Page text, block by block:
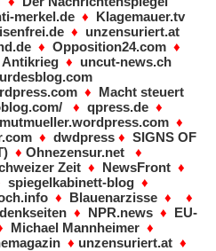
merkel.de♦ Klagemauer.tv
♦ unzensuriert.at
♦ Opposition24.com ♦
Antikrieg ♦ uncut-news.ch
♦ Macht steuert
♦ qpress.de♦
♦
♦ dwdpress ♦ SIGNS OF
♦ Ohnezensur.net♦
Zeit♦ NewsFront♦
spiegelkabinett-blog ♦
♦ Blauenarzisse♦ ♦
♦ NPR.news ♦ EU-
Michael Mannheimer ♦
♦ unzensuriert.at♦